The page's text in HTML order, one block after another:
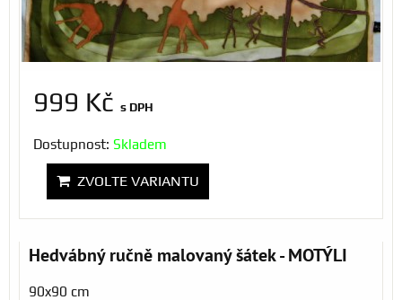
999 Kč s DPH
Dostupnost: Skladem
ZVOLTE VARIANTU
Hedvábný ručně malovaný šátek - MOTÝLI
90x90 cm